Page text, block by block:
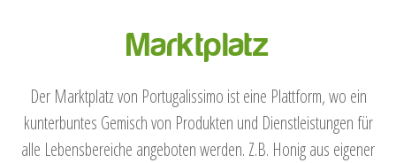
Marktplatz
Der Marktplatz von Portugalissimo ist eine Plattform, wo ein
kunterbuntes Gemisch von Produkten und Dienstleistungen für
alle Lebensbereiche angeboten werden. Z.B. Honig aus eigener